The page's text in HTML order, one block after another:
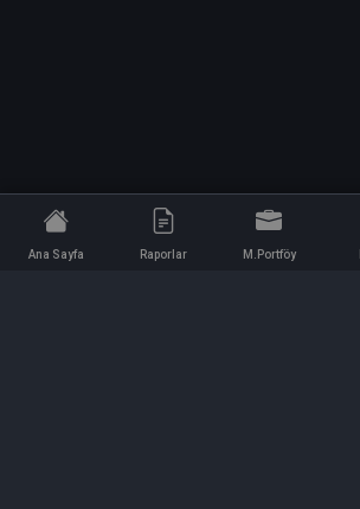
Ana Sayfa Raporlar M.Portföy